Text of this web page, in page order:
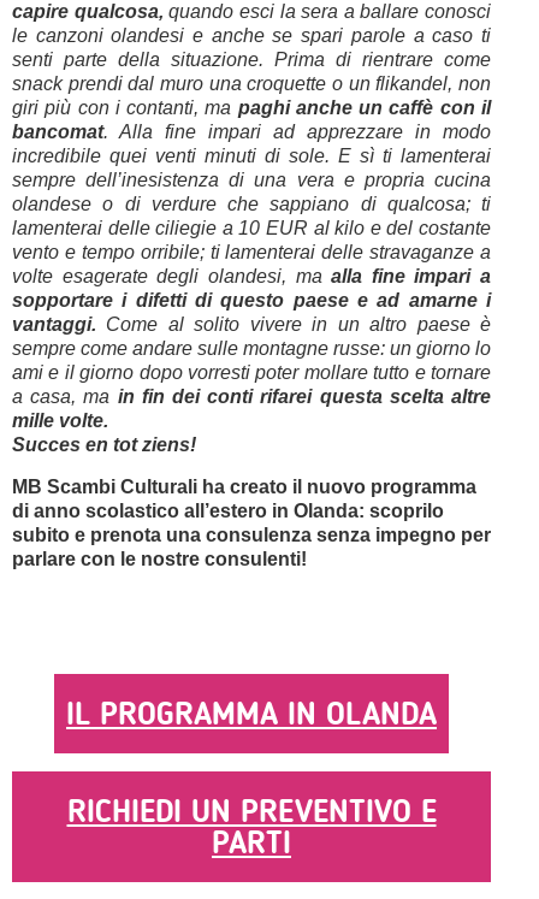
capire qualcosa, quando esci la sera a ballare conosci
le canzoni olandesi e anche se spari parole a caso ti
senti parte della situazione. Prima di rientrare come
snack prendi dal muro una croquette o un flikandel, non
giri più con i contanti, ma paghi anche un caffè con il
bancomat. Alla fine impari ad apprezzare in modo
incredibile quei venti minuti di sole. E sì ti lamenterai
sempre dell’inesistenza di una vera e propria cucina
olandese o di verdure che sappiano di qualcosa; ti
lamenterai delle ciliegie a 10 EUR al kilo e del costante
vento e tempo orribile; ti lamenterai delle stravaganze a
volte esagerate degli olandesi, maalla fine impari a
sopportare i difetti di questo paese e ad amarne i
vantaggi. Come al solito vivere in un altro paese è
sempre come andare sulle montagne russe: un giorno lo
ami e il giorno dopo vorresti poter mollare tutto e tornare
a casa, ma in fin dei conti rifarei questa scelta altre
mille volte.
Succes en tot ziens!
MB Scambi Culturali ha creato il nuovo programma
di anno scolastico all’estero in Olanda: scoprilo
subito e prenota una consulenza senza impegno per
parlare con le nostre consulenti!
IL PROGRAMMA IN OLANDA
RICHIEDI UN PREVENTIVO E
PARTI